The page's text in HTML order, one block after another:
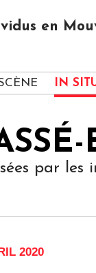
en
IN
par les
2020